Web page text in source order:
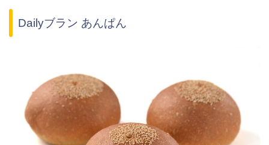
Dailyブラン あんぱん